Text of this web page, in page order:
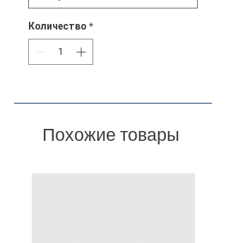
Количество *
Похожие товары